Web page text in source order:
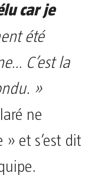
car je
été
C’est la
»
ne
et s’est dit